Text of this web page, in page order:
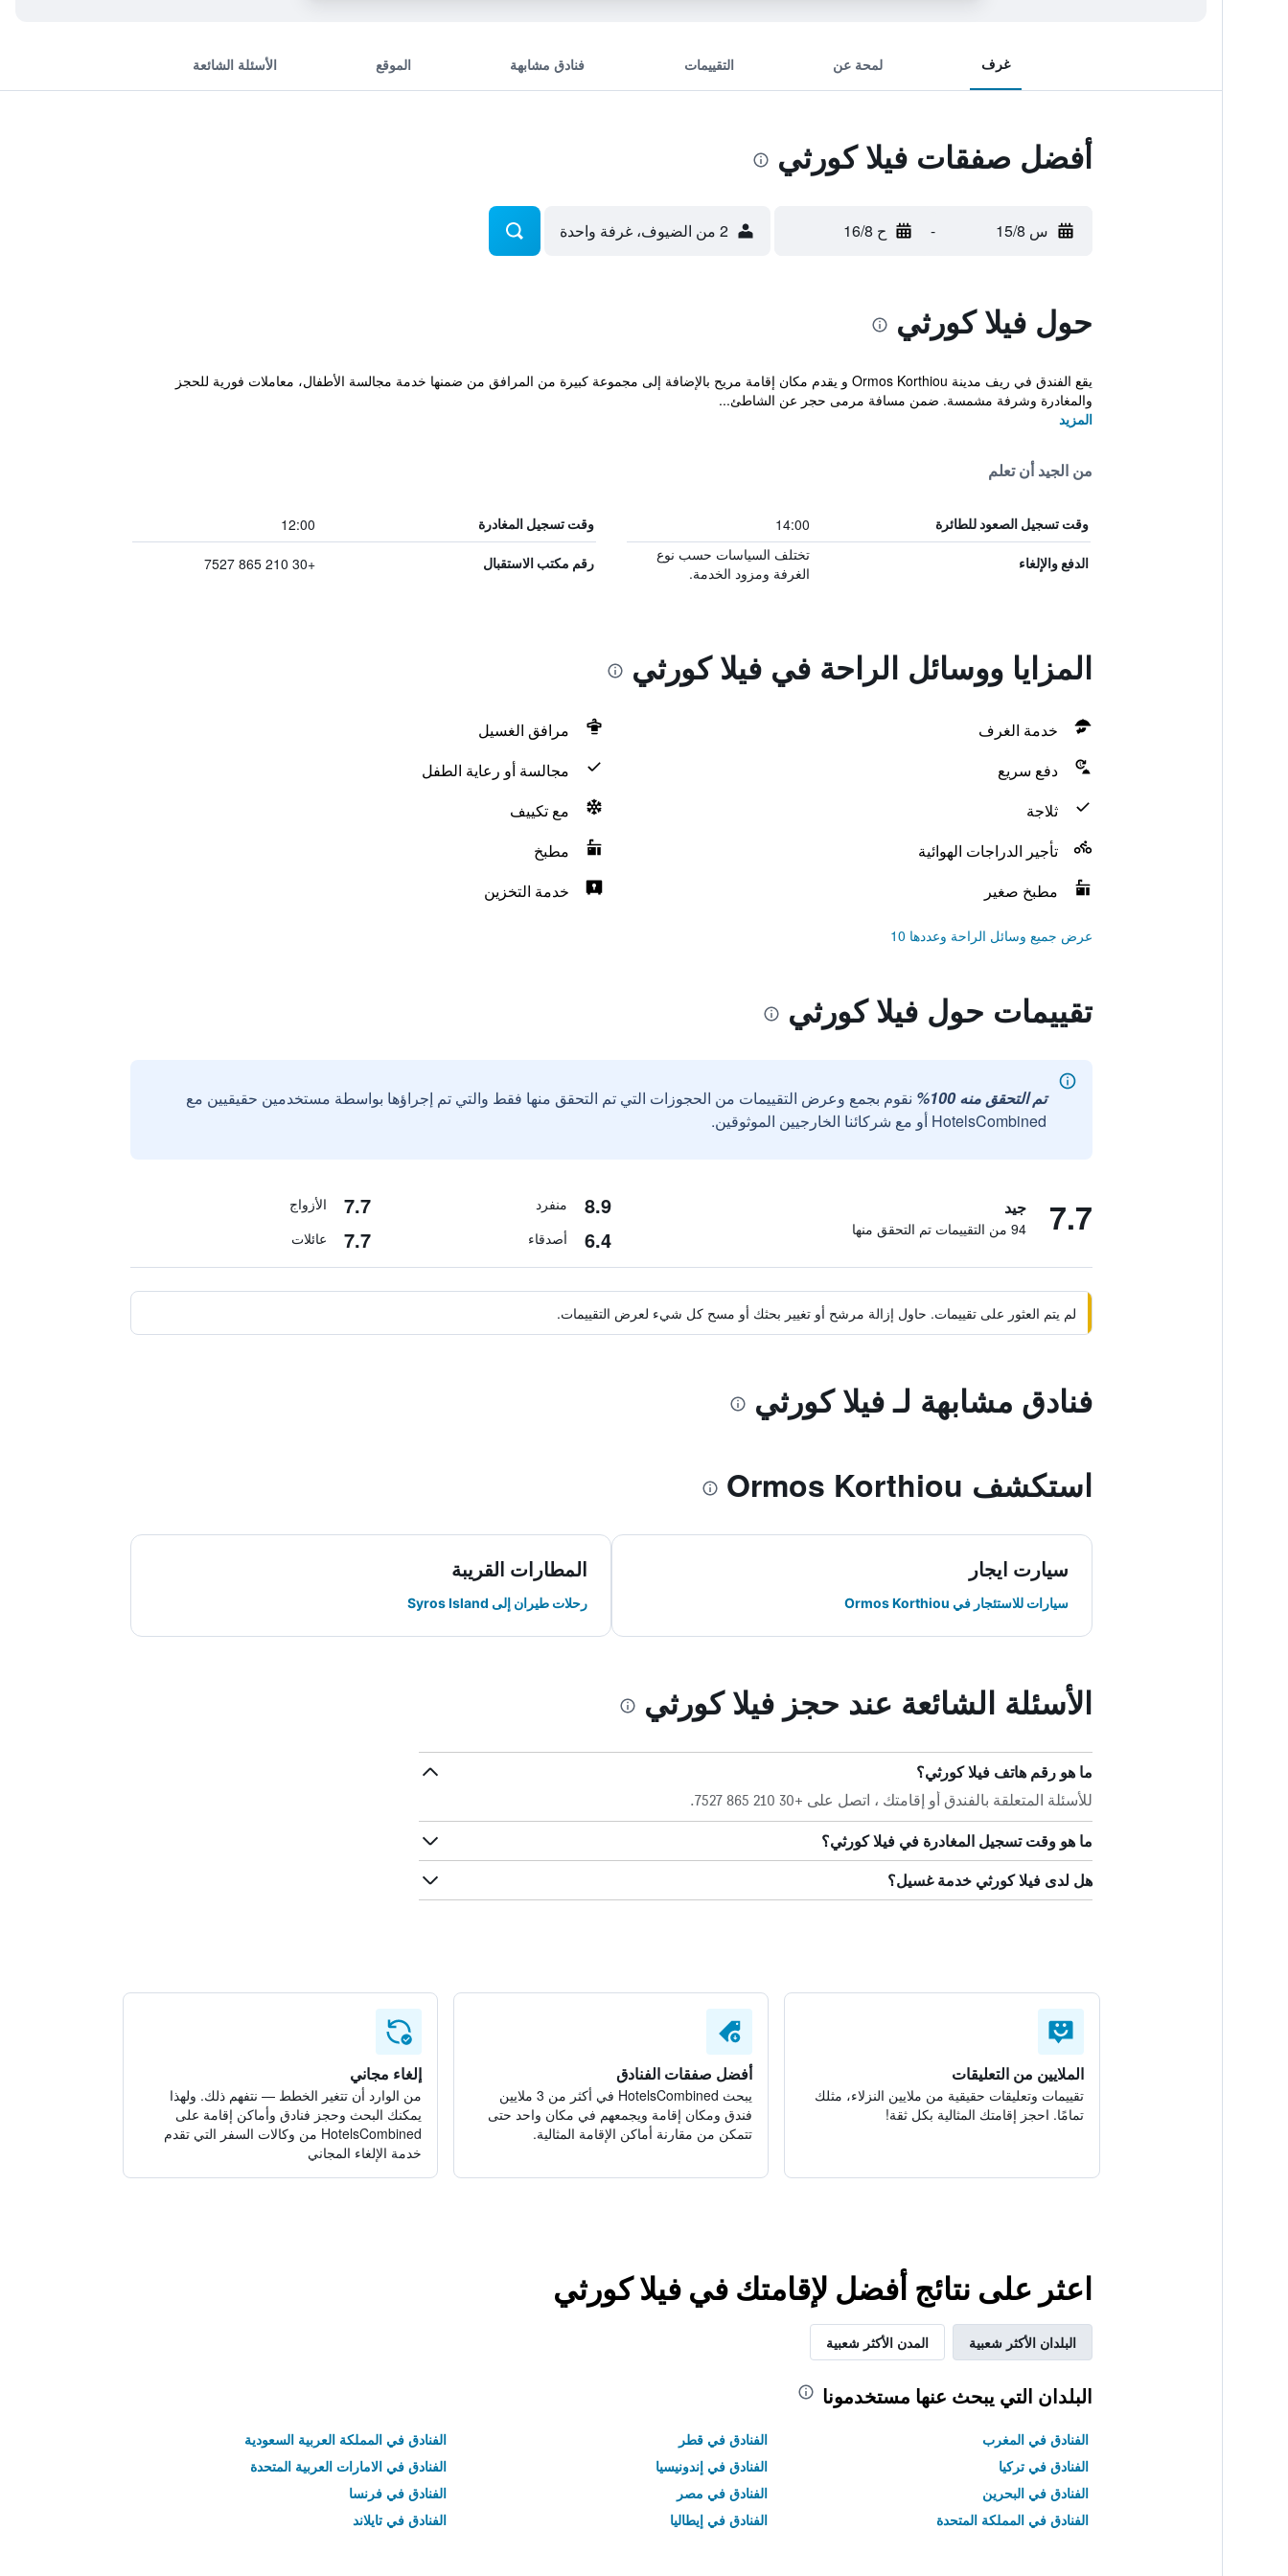
غرف لمحة عن التقييمات فنادق مشابهة الموقع الأسئلة الشائعة
أفضل صفقات فيلا كورثي
س 15/8 - ح 16/8 2 من الضيوف، غرفة واحدة
حول فيلا كورثي
يقع الفندق في ريف مدينة Ormos Korthiou و يقدم مكان إقامة مريح بالإضافة إلى مجموعة كبيرة من المرافق من ضمنها خدمة مجالسة الأطفال، معاملات فورية للحجز
والمغادرة وشرفة مشمسة. ضمن مسافة مرمى حجر عن الشاطئ...
المزيد
من الجيد أن تعلم
وقت تسجيل الصعود للطائرة 14:00 وقت تسجيل المغادرة 12:00
الدفع والإلغاء
تختلف السياسات حسب نوع
الغرفة ومزود الخدمة.
رقم مكتب الاستقبال +30 210 865 7527
المزايا ووسائل الراحة في فيلا كورثي
خدمة الغرف
مرافق الغسيل
دفع سريع
مجالسة أو رعاية الطفل
ثلاجة
مع تكييف
تأجير الدراجات الهوائية
مطبخ
مطبخ صغير
خدمة التخزين
عرض جميع وسائل الراحة وعددها 10
تقييمات حول فيلا كورثي
تم التحقق منه 100%
نقوم بجمع وعرض التقييمات من الحجوزات التي تم التحقق منها فقط والتي تم إجراؤها بواسطة مستخدمين حقيقيين مع
HotelsCombined أو مع شركائنا الخارجيين الموثوقين.
7.7 جيد
94 من التقييمات تم التحقق منها
8.9 منفرد 7.7 الأزواج
6.4 أصدقاء 7.7 عائلات
لم يتم العثور على تقييمات. حاول إزالة مرشح أو تغيير بحثك أو مسح كل شيء لعرض التقييمات.
فنادق مشابهة لـ فيلا كورثي
استكشف Ormos Korthiou
سيارت ايجار
سيارات للاستئجار في Ormos Korthiou
المطارات القريبة
رحلات طيران إلى Syros Island
الأسئلة الشائعة عند حجز فيلا كورثي
ما هو رقم هاتف فيلا كورثي؟
للأسئلة المتعلقة بالفندق أو إقامتك ، اتصل على +30 210 865 7527.
ما هو وقت تسجيل المغادرة في فيلا كورثي؟
هل لدى فيلا كورثي خدمة غسيل؟
الملايين من التعليقات
تقييمات وتعليقات حقيقية من ملايين النزلاء، مثلك
تمامًا. احجز إقامتك المثالية بكل ثقة!
أفضل صفقات الفنادق
يبحث HotelsCombined في أكثر من 3 ملايين
فندق ومكان إقامة ويجمعهم في مكان واحد حتى
تتمكن من مقارنة أماكن الإقامة المثالية.
إلغاء مجاني
من الوارد أن تتغير الخطط — نتفهم ذلك. ولهذا
يمكنك البحث وحجز فنادق وأماكن إقامة على
HotelsCombined من وكالات السفر التي تقدم
خدمة الإلغاء المجاني
اعثر على نتائج أفضل لإقامتك في فيلا كورثي
البلدان الأكثر شعبية المدن الأكثر شعبية
البلدان التي يبحث عنها مستخدمونا
الفنادق في المغرب الفنادق في قطر
الفنادق في المملكة العربية السعودية
الفنادق في تركيا
الفنادق في إندونيسيا
الفنادق في الامارات العربية المتحدة
الفنادق في البحرين
الفنادق في مصر
الفنادق في فرنسا
الفنادق في المملكة المتحدة
الفنادق في إيطاليا الفنادق في تايلاند